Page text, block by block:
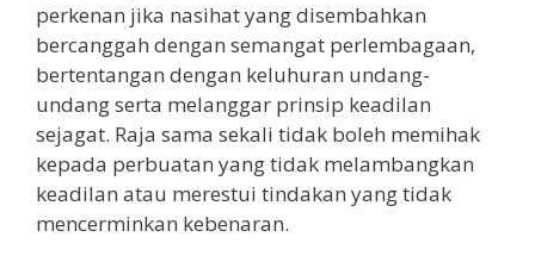
perkenan jika nasihat yang disembahkan
bercanggah dengan semangat perlembagaan,
bertentangan dengan keluhuran undang-
undang serta melanggar prinsip keadilan
sejagat. Raja sama sekali tidak boleh memihak
kepada perbuatan yang tidak melambangkan
keadilan atau merestui tindakan yang tidak
mencerminkan kebenaran.